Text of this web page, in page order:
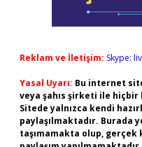
Reklam ve İletişim: Skype:
Yasal Uyarı: Bu internet
veya şahıs şirketi ile hiçbir
Sitede yalnızca kendi
paylaşılmaktadır. Burada
taşımamakta olup, gerçek